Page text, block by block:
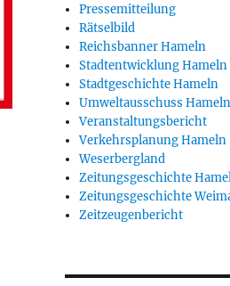
Pressemitteilung
Rätselbild
Reichsbanner Hameln
Stadtentwicklung Hameln
Stadtgeschichte Hameln
Umweltausschuss Hameln
Veranstaltungsbericht
Verkehrsplanung Hameln
Weserbergland
Zeitungsgeschichte
Zeitungsgeschichte
Zeitzeugenbericht